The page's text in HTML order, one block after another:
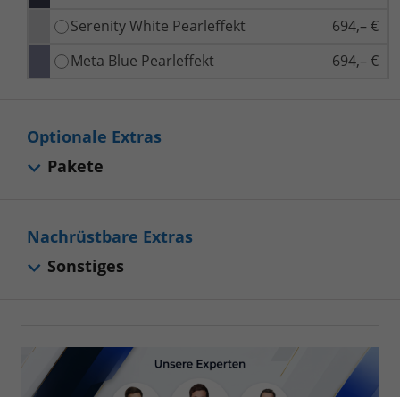
Serenity White Pearleffekt
694,– €
Meta Blue Pearleffekt
694,– €
Optionale Extras
Pakete
Nachrüstbare Extras
Sonstiges